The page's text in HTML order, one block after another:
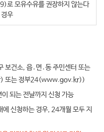
로 모유수유를 권장하지 않는다
우
보건소, 읍․면․동 주민센터 또는
) 또는 정부24(www.gov.kr))
되는 전날까지 신청 가능
신청하는 경우, 24개월 모두 지